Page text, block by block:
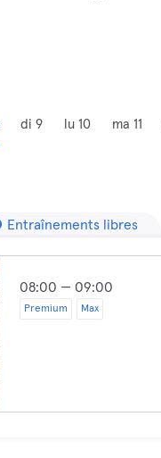
di 9 lu 10 ma 11
Entraînements libres
08:00 — 09:00
Premium Max